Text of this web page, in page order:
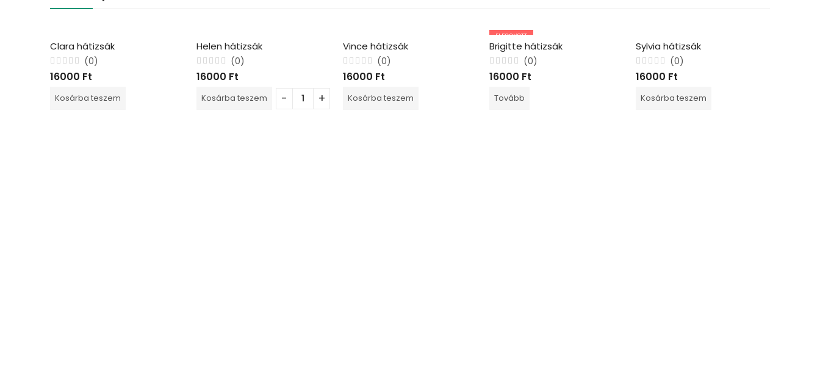
Clara hátizsák
Értékelés:
0
5
(0)
16000 Ft
Kosárba teszem
Helen hátizsák
Értékelés:
0
5
(0)
16000 Ft
Kosárba teszem
Vince hátizsák
Értékelés:
0
5
(0)
16000 Ft
Kosárba teszem
ELFOGYOTT
Brigitte hátizsák
Értékelés:
0
5
(0)
16000 Ft
Tovább
Sylvia hátizsák
Értékelés:
0
5
(0)
16000 Ft
Kosárba teszem